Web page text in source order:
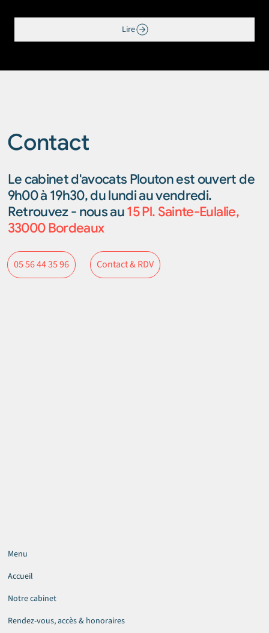
Lire
Menu
Accueil
Notre cabinet
Rendez-vous, accès & honoraires
Contact & RDV
Le cabinet d'avocats Plouton est ouvert de
9h00 à 19h30, du lundi au vendredi.
Retrouvez - nous au15 Pl. Sainte-Eulalie,
33000 Bordeaux
Contact